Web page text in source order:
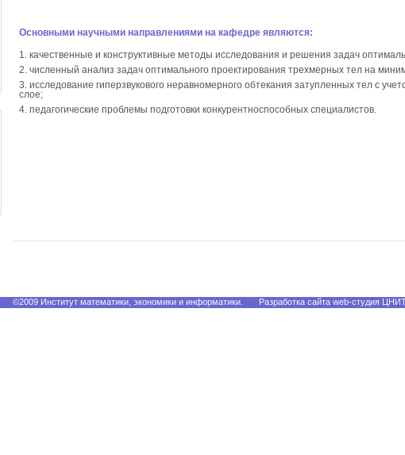
Основными научными направлениями на кафедре являются:
качественные и конструктивные методы исследования и решения задач
численный анализ задач оптимального проектирования трехмерных тел на
исследование гиперзвукового неравномерного обтекания затупленных тел с
слое;
педагогические проблемы подготовки конкурентноспособных специалистов.
©2009 Институт математики, экономики и информатики. Разработка сайта web-студия